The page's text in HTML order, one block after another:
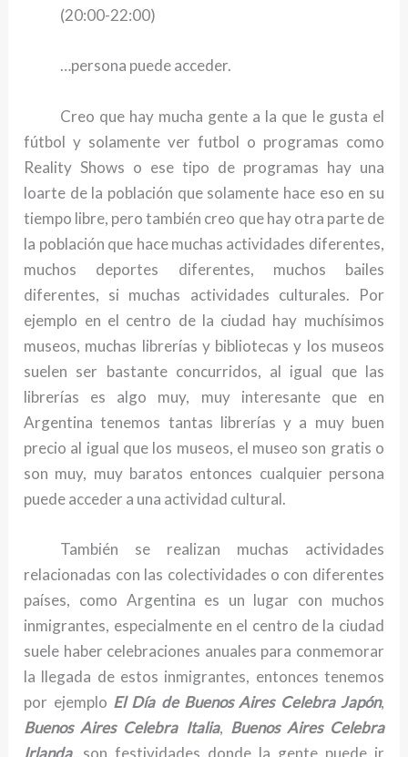
(20:00-22:00)
…persona puede acceder.
Creo que hay mucha gente a la que le gusta el
fútbol y solamente ver futbol o programas como
Reality Shows o ese tipo de programas hay una
loarte de la población que solamente hace eso en su
tiempo libre, pero también creo que hay otra parte de
la población que hace muchas actividades diferentes,
muchos deportes diferentes, muchos bailes
diferentes, si muchas actividades culturales. Por
ejemplo en el centro de la ciudad hay muchísimos
museos, muchas librerías y bibliotecas y los museos
suelen ser bastante concurridos, al igual que las
librerías es algo muy, muy interesante que en
Argentina tenemos tantas librerías y a muy buen
precio al igual que los museos, el museo son gratis o
son muy, muy baratos entonces cualquier persona
puede acceder a una actividad cultural.
También se realizan muchas actividades
relacionadas con las colectividades o con diferentes
países, como Argentina es un lugar con muchos
inmigrantes, especialmente en el centro de la ciudad
suele haber celebraciones anuales para conmemorar
la llegada de estos inmigrantes, entonces tenemos
por ejemplo El Día de Buenos Aires Celebra Japón,
Buenos Aires Celebra Italia, Buenos Aires Celebra
Irlanda, son festividades donde la gente puede ir